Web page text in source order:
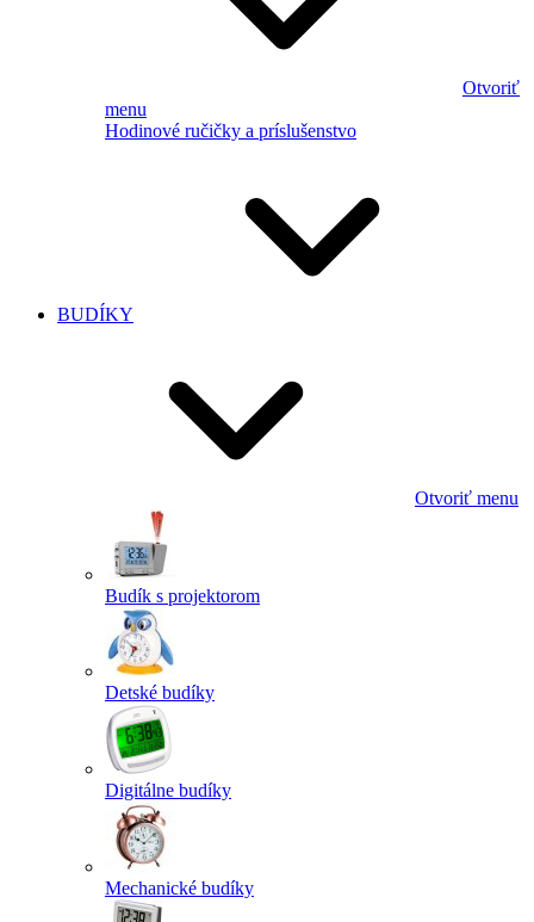
Otvoriť
menu
Hodinové ručičky a príslušenstvo
BUDÍKY
Otvoriť menu
Budík s projektorom
Detské budíky
Digitálne budíky
Mechanické budíky